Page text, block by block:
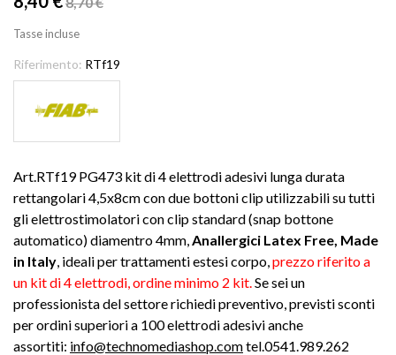
Tasse incluse
Riferimento: RTf19
Art.RTf19 PG473 kit di 4 elettrodi adesivi lunga durata
rettangolari 4,5x8cm con due bottoni clip utilizzabili su tutti
gli elettrostimolatori con clip standard (snap bottone
automatico) diamentro 4mm,Anallergici Latex Free, Made
in Italy, ideali per trattamenti estesi corpo,prezzo riferito a
un kit di 4 elettrodi, ordine minimo 2 kit.Se sei un
professionista del settore richiedi preventivo, previsti sconti
per ordini superiori a 100 elettrodi adesivi anche
assortiti: info@technomediashop.comtel.0541.989.262